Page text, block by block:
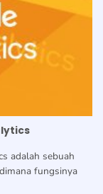
adalah sebuah
fungsinya